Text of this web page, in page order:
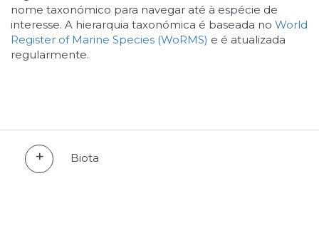
nome taxonómico para navegar até à espécie de
interesse. A hierarquia taxonómica é baseada no World
Register of Marine Species (WoRMS) e é atualizada
regularmente.
Biota